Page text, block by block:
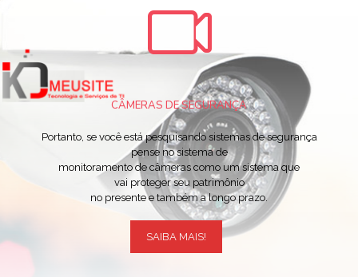
CÂMERAS DE SEGURANÇA
Portanto, se você está pesquisando sistemas de segurança
pense no sistema de
monitoramento de câmeras como um sistema que
vai proteger seu patrimônio
no presente e também a longo prazo.
SAIBA MAIS!